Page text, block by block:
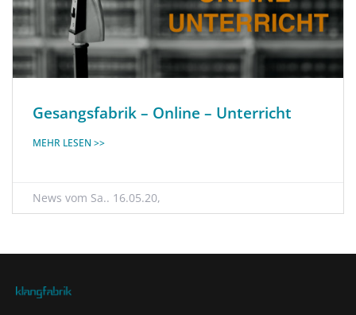
Gesangsfabrik – Online – Unterricht
MEHR LESEN >>
Sa.. 16.05.20,